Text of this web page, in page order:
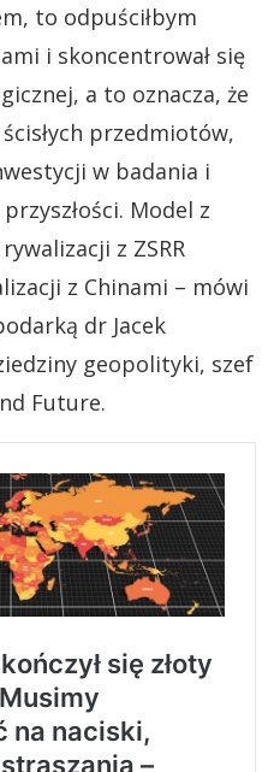
to odpuściłbym
i skoncentrował się
a to oznacza, że
przedmiotów,
w badania i
Model z
z ZSRR
z Chinami – mówi
dr Jacek
geopolityki, szef
Future.